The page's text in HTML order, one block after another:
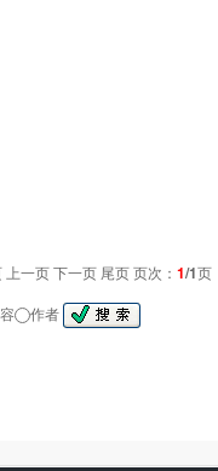
一页 下一页 尾页 页次： 1/1页
作者